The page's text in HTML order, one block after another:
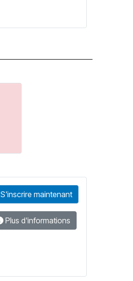
S'inscrire maintenant
Plus d'informations